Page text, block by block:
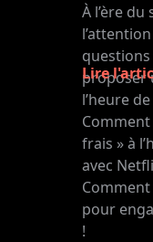
À l’ère
questions
proposer
l’heure
frais » à
avec
Comment
pour
!
Lire